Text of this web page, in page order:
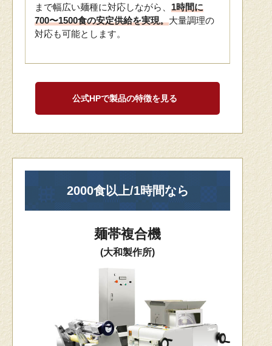
まで幅広い麺種に対応しながら、 1時間に
700〜1500食の安定供給を実現。大量調理の
対応も可能とします。
公式HPで製品の特徴を見る
2000食以上/1時間なら
麺帯複合機
(大和製作所)